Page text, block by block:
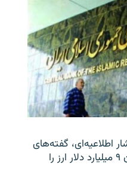
اطلاعیه‌ای، گفته‌های
یک نماینده مجلس درباره گم شدن ۹ میلیارد دلار ارز را